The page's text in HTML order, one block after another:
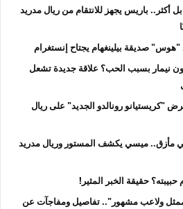
باريس يجهز للانتقام من ريال مدريد
"هوس" صديقة بيلينغهام يجتاح إنستغرام
نيمار بسبب الحب؟ علاقة جديدة تشعل
17 عامًا.. عرض "كريستيانو رونالدو الجديد" على ريال
مأزق.. ميسي يكشف المستور وريال مدريد
حقيقة الخبر المثير!
ولاعب مشهور".. تفاصيل ومفاجآت عن